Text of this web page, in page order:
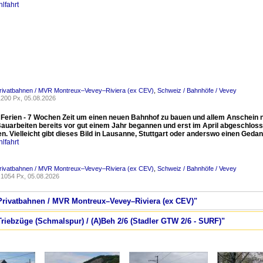
/ MVR Montreux–Vevey–Riviera (ex CEV) Schweiz / Bahnhöfe / Vevey
Px, 05.08.2026
- 7 Wochen Zeit um einen neuen Bahnhof zu bauen und allem
bereits vor gut einem Jahr begannen und erst im April
Vielleicht gibt dieses Bild in Lausanne, Stuttgart oder anderswo einen
/ MVR Montreux–Vevey–Riviera (ex CEV) Schweiz / Bahnhöfe / Vevey
Px, 05.08.2026
/ MVR Montreux–Vevey–Riviera (ex CEV)"
(Schmalspur) / (A)Beh 2/6 (Stadler GTW 2/6 - SURF)"